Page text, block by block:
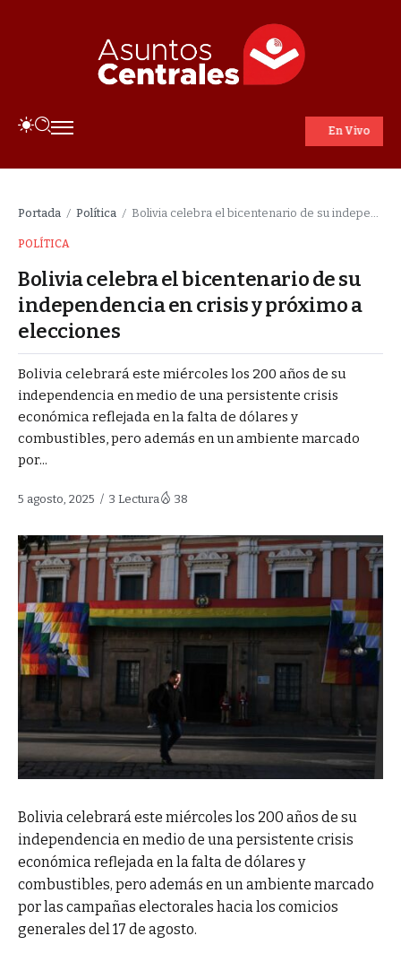
Portada / Política / Bolivia celebra el bicentenario de su independencia en crisis y próximo a elecciones
POLÍTICA
Bolivia celebra el bicentenario de su
independencia en crisis y próximo a
elecciones
Bolivia celebrará este miércoles los 200 años de su
independencia en medio de una persistente crisis
económica reflejada en la falta de dólares y
combustibles, pero además en un ambiente marcado
por...
5 agosto, 2025 3 Lectura 38
Bolivia celebrará este miércoles los 200 años de su
independencia en medio de una persistente crisis
económica reflejada en la falta de dólares y
combustibles, pero además en un ambiente marcado
por las campañas electorales hacia los comicios
generales del 17 de agosto.